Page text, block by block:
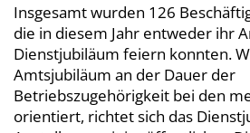
Insgesamt wurden 126
die in diesem Jahr entweder ihr
Dienstjubiläum feiern konnten.
Amtsjubiläum an der Dauer der
Betriebszugehörigkeit bei den
orientiert, richtet sich das